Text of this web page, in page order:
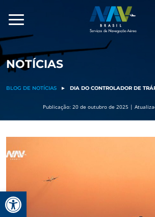
Barra de
para
conteúdo
NOTÍCIAS
BLOG DE NOTÍCIAS ► DIA DO CONTROLADOR DE
Publicação: 20 de outubro de 2025 |